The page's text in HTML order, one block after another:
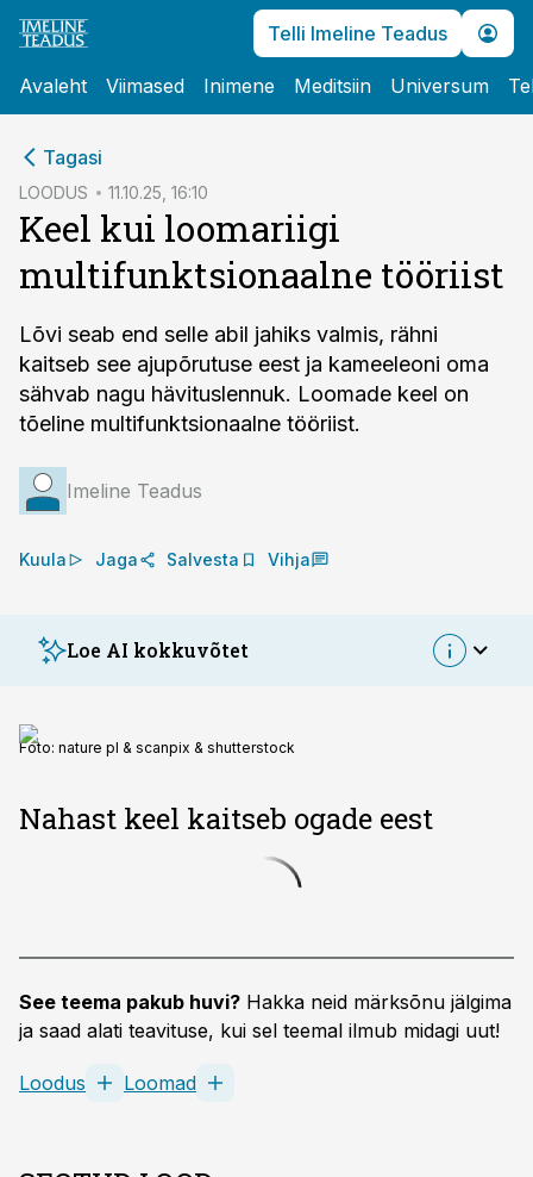
Telli Imeline Teadus
Avaleht Viimased Inimene Meditsiin Universum
Tagasi
LOODUS 11.10.25, 16:10
Keel kui loomariigi
multifunktsionaalne tööriist
Lõvi seab end selle abil jahiks valmis, rähni
kaitseb see aju­­põrutuse eest ja kameeleoni oma
sähvab nagu hävituslennuk. Loomade keel on
tõeline multifunktsionaalne tööriist.
Imeline Teadus
Kuula Jaga Salvesta Vihja
Loe AI kokkuvõtet
Foto: nature pl & scanpix & shutterstock
Nahast keel kaitseb ogade eest
See teema pakub huvi? Hakka neid märksõnu jälgima
ja saad alati teavituse, kui sel teemal ilmub midagi uut!
Loodus Loomad